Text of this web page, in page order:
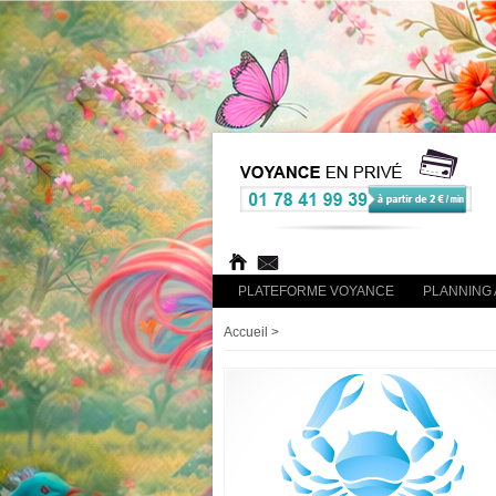
PLATEFORME VOYANCE PLANNING
Accueil >